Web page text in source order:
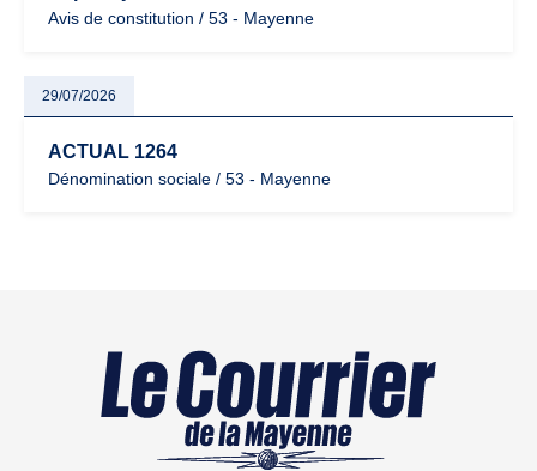
Avis de constitution / 53 - Mayenne
29/07/2026
ACTUAL 1264
Dénomination sociale / 53 - Mayenne